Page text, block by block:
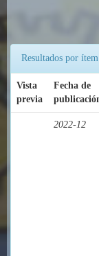
Resultados por
Vista
previa
Fecha de
2022-12